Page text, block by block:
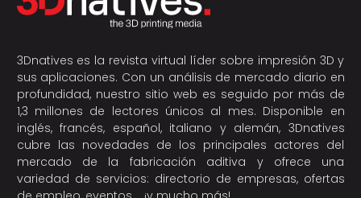
3Dnatives es la revista virtual líder sobre impresión 3D y
sus aplicaciones. Con un análisis de mercado diario en
profundidad, nuestro sitio web es seguido por más de
1,3 millones de lectores únicos al mes. Disponible en
inglés, francés, español, italiano y alemán, 3Dnatives
cubre las novedades de los principales actores del
mercado de la fabricación aditiva y ofrece una
variedad de servicios: directorio de empresas, ofertas